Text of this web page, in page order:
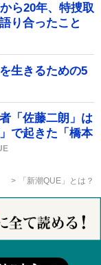
ら20年、特捜取
り合ったこと
生きるための5
「佐藤二朗」は
で起きた「橋本
「新潮QUE」とは？